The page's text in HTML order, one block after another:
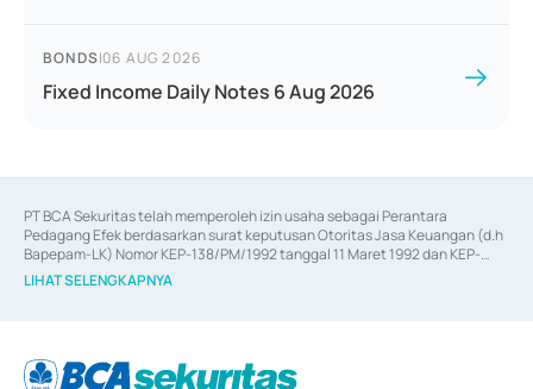
BONDS|06 AUG 2026
Fixed Income Daily Notes 6 Aug 2026
PT BCA Sekuritas telah memperoleh izin usaha sebagai Perantara
Pedagang Efek berdasarkan surat keputusan Otoritas Jasa Keuangan (d.h
Bapepam-LK) Nomor KEP-138/PM/1992 tanggal 11 Maret 1992 dan KEP-
06/D.04/2014 tanggal 28 Februari 2014, izin usaha sebagai Penjamin Emisi
Efek berdasarkan surat keputusan Otoritas Jasa Keuangan Nomor KEP-
berdasarkan surat keputusan Otoritas Jasa Keuangan Nomor S-
LIHAT SELENGKAPNYA